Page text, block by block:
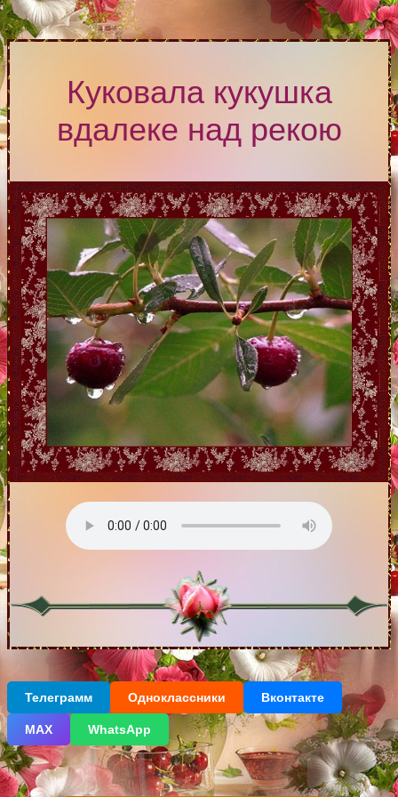
Куковала кукушка
вдалеке над рекою
Телеграмм Одноклассники Вконтакте
МАХ WhatsApp